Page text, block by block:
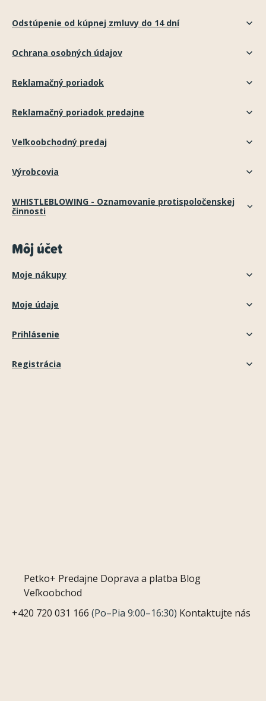
Odstúpenie od kúpnej zmluvy do 14 dní
Ochrana osobných údajov
Reklamačný poriadok
Reklamačný poriadok predajne
Veľkoobchodný predaj
Výrobcovia
WHISTLEBLOWING - Oznamovanie protispoločenskej
činnosti
Môj účet
Moje nákupy
Moje údaje
Prihlásenie
Registrácia
Petko+ Predajne Doprava a platba Blog
Veľkoobchod
+420 720 031 166 (Po–Pia 9:00–16:30) Kontaktujte nás